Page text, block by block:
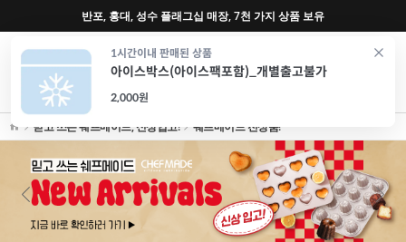
1시간이내 판매된 상품
아이스박스(아이스팩포함)_개별출고불가
2,000원
♥ 회원가입 특별혜택 (사업자 추가혜택) ♥
0
재료 포장
믿고 쓰는 쉐프메이드, 신상입고! 쉐프메이드 전상품!